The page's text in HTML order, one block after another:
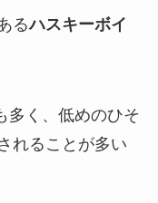
るハスキーボイ
多く、低めのひそ
れることが多い